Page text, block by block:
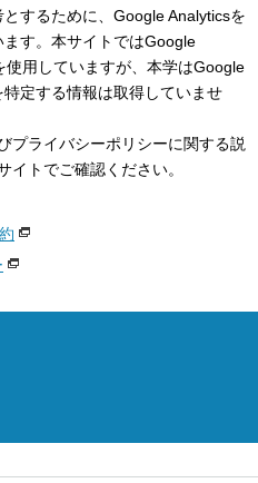
するために、Google Analyticsを
す。本サイトではGoogle
用していますが、本学はGoogle
定する情報は取得していませ
プライバシーポリシーに関する説
イトでご確認ください。